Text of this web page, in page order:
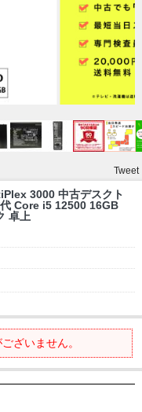
Tweet
3000 中古デスクト
Core i5 12500 16GB
卓上
ざいません。